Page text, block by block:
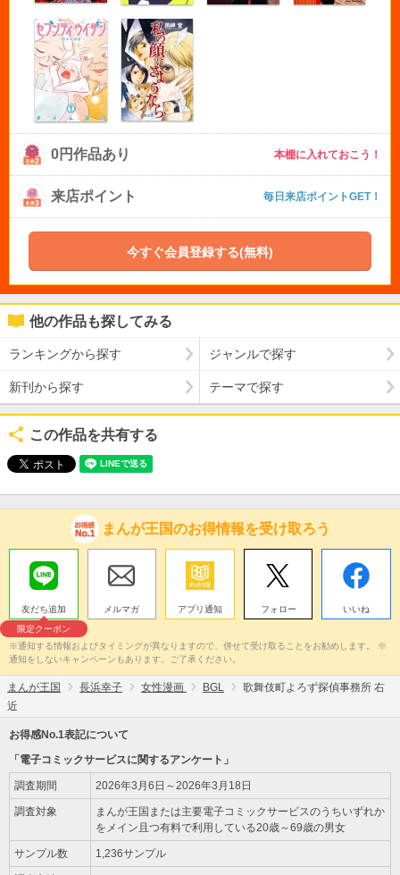
0円作品あり 本棚に入れておこう！
来店ポイント 毎日来店ポイントGET！
今すぐ会員登録する(無料)
他の作品も探してみる
ランキングから探す ジャンルで探す
新刊から探す テーマで探す
この作品を共有する
まんが王国のお得情報を受け取ろう
友だち追加
限定クーポン
メルマガ アプリ通知 フォロー いいね
※通知する情報およびタイミングが異なりますので、併せて受け取ることをお勧めします。 ※
通知をしないキャンペーンもあります。ご了承ください。
まんが王国 長浜幸子 女性漫画 BGL
歌舞伎町よろず探偵事務所 右
近
お得感No.1表記について
「電子コミックサービスに関するアンケート」
調査期間 2026年3月6日～2026年3月18日
調査対象
まんが王国または主要電子コミックサービスのうちいずれか
をメイン且つ有料で利用している20歳～69歳の男女
サンプル数 1,236サンプル